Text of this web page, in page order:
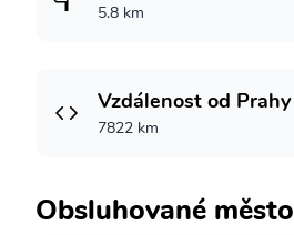
5.8 km
Vzdálenost od Prahy
7822 km
Obsluhované město